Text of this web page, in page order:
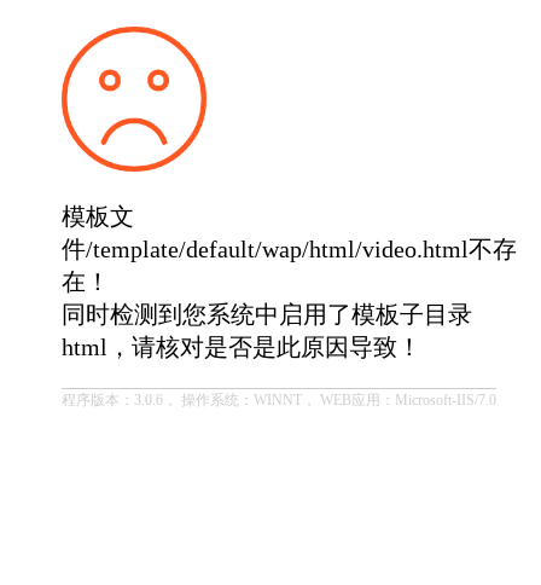
模板文
件/template/default/wap/html/video.html不存
在！
同时检测到您系统中启用了模板子目录
html，请核对是否是此原因导致！
程序版本：3.0.6， 操作系统：WINNT， WEB应用：Microsoft-IIS/7.0